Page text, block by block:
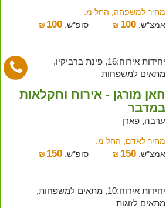
מחיר למשפחה, החל מ:
אמצ"ש:
₪ 100 סופ"ש: ₪ 100
יחידות אירוח:16, פינת ברביקיו,
מתאים למשפחות
חאן מורגן - אירוח וחקלאות
במדבר
ערבה, פארן
מחיר לאדם, החל מ:
אמצ"ש:
₪ 150 סופ"ש: ₪ 150
יחידות אירוח:10, מתאים למשפחות,
מתאים לזוגות